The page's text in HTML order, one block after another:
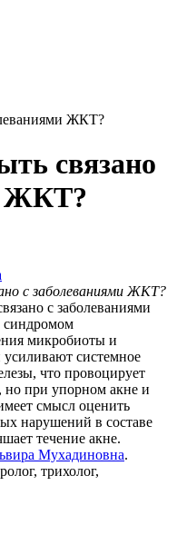
ЖКТ?
связано
ЖКТ?
с заболеваниями ЖКТ?
с заболеваниями
микробиоты и
системное
что провоцирует
но при упорном акне и
смысл оценить
нарушений в составе
течение акне.
Мухадиновна.
трихолог,